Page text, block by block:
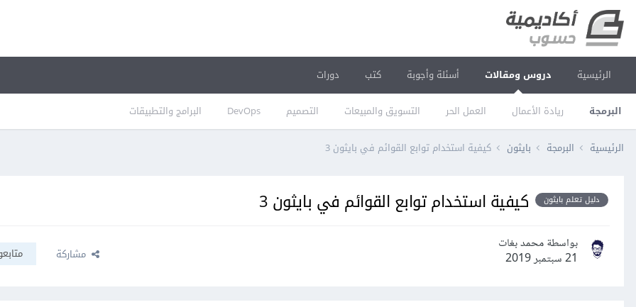
الرئيسية دروس ومقالات
البرمجة ريادة الأعمال العمل الحر التسويق والمبيعات التصميم DevOps البرامج والتطبيقات
أسئلة وأجوبة كتب دورات
الرئيسية البرمجة بايثون كيفية استخدام توابع القوائم في بايثون 3
دليل تعلم بايثون كيفية استخدام توابع القوائم في بايثون 3
بواسطة محمد بغات
21 سبتمبر 2019
مشاركة